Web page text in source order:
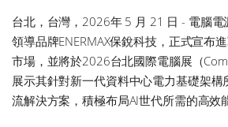
台北，台灣，2026年 5 月 21 日 - 電腦電
領導品牌ENERMAX保銳科技，正式宣布
市場，並將於2026台北國際電腦展（
展示其針對新一代資料中心電力基礎架構
流解決方案，積極布局AI世代所需的高效